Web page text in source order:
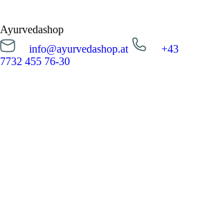
Essensreservierung
Ayurvedashop
info@ayurvedashop.at
+43
7732 455 76-30